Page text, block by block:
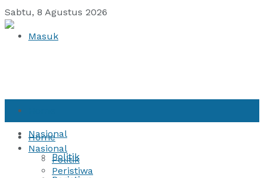
Sabtu, 8 Agustus 2026
Masuk
Nasional
Politik
Home
Nasional
Politik
Peristiwa